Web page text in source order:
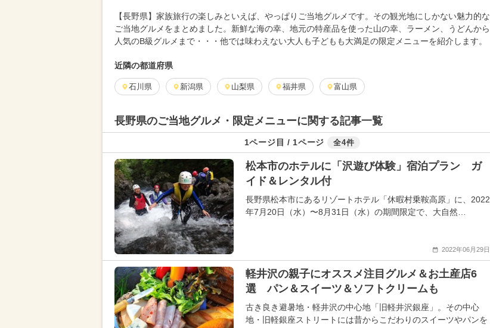
【長野県】家族旅行の楽しみといえば、やっぱりご当地グルメです。その観光地にしかない魅力的な
ご当地グルメをまとめました。新鮮な海の幸、地元の特産品を使った山の幸、ラーメン、うどんから
人気のB級グルメまで・・・他では味わえない大人も子どもも大満足の限定メニューを紹介します。
近隣の都道府県
石川県 新潟県 山梨県 福井県 富山県
長野県のご当地グルメ・限定メニューに関する記事一覧
1ページ目 / 1ページ 全4件
松本市のホテルに「沢遊び体験」宿泊プラン ガ
イド＆レンタル付
長野県松本市にあるリゾートホテル「休暇村乗鞍高原」に、2022
年7月20日（水）〜8月31日（水）の期間限定で、大自然…
2022年06月29日
軽井沢の親子にオススメ注目グルメ＆お土産店6
選 パン＆スイーツ＆ソフトクリームも
古き良き避暑地・軽井沢の中心地「旧軽井沢銀座」。その中心
地・旧軽銀座ストリートには昔からこだわりのスイーツやパンを